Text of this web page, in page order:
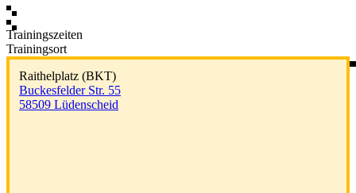
Trainingszeiten
Trainingsort
Raithelplatz (BKT)
Buckesfelder Str. 55
58509 Lüdenscheid